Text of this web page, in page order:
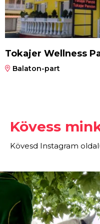
Tokajer Wellness
Balaton-part
Kövess
Kövesd Instagram